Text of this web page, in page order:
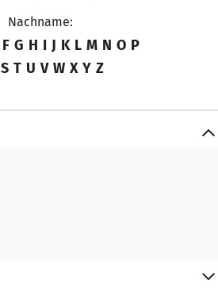
Nachname:
F G H I J K L M N O P
S T U V W X Y Z